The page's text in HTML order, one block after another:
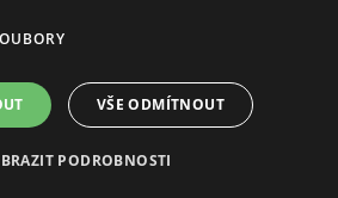
a dalších zpracovávaných údajů
videa ve video archivu
. Využíváme grafické podklady z
VŠE ODMÍTNOUT
PODROBNOSTI